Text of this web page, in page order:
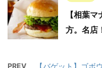
【相葉
方。名店
PREV